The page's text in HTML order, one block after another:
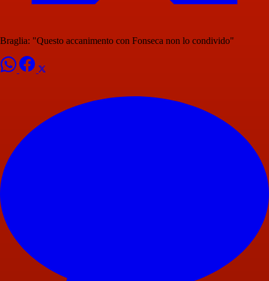
Braglia: "Questo accanimento con Fonseca non lo condivido"